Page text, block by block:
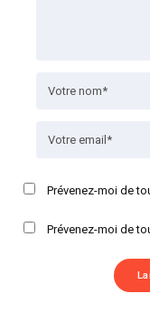
Prévenez-moi de
Prévenez-moi de